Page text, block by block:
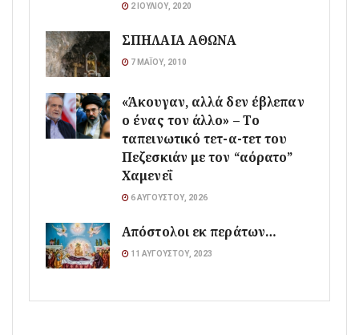
2 ΙΟΥΛΊΟΥ, 2020
ΣΠΗΛΑΙΑ ΑΘΩΝΑ
7 ΜΑΪ́ΟΥ, 2010
«Άκουγαν, αλλά δεν έβλεπαν
ο ένας τον άλλο» – Το
ταπεινωτικό τετ-α-τετ του
Πεζεσκιάν με τον “αόρατο”
Χαμενεΐ
6 ΑΥΓΟΎΣΤΟΥ, 2026
Απόστολοι εκ περάτων…
11 ΑΥΓΟΎΣΤΟΥ, 2023